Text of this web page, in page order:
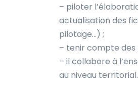
– piloter
actualisation des
pilotage…) ;
– tenir compte
– il collabore à
au niveau territorial.